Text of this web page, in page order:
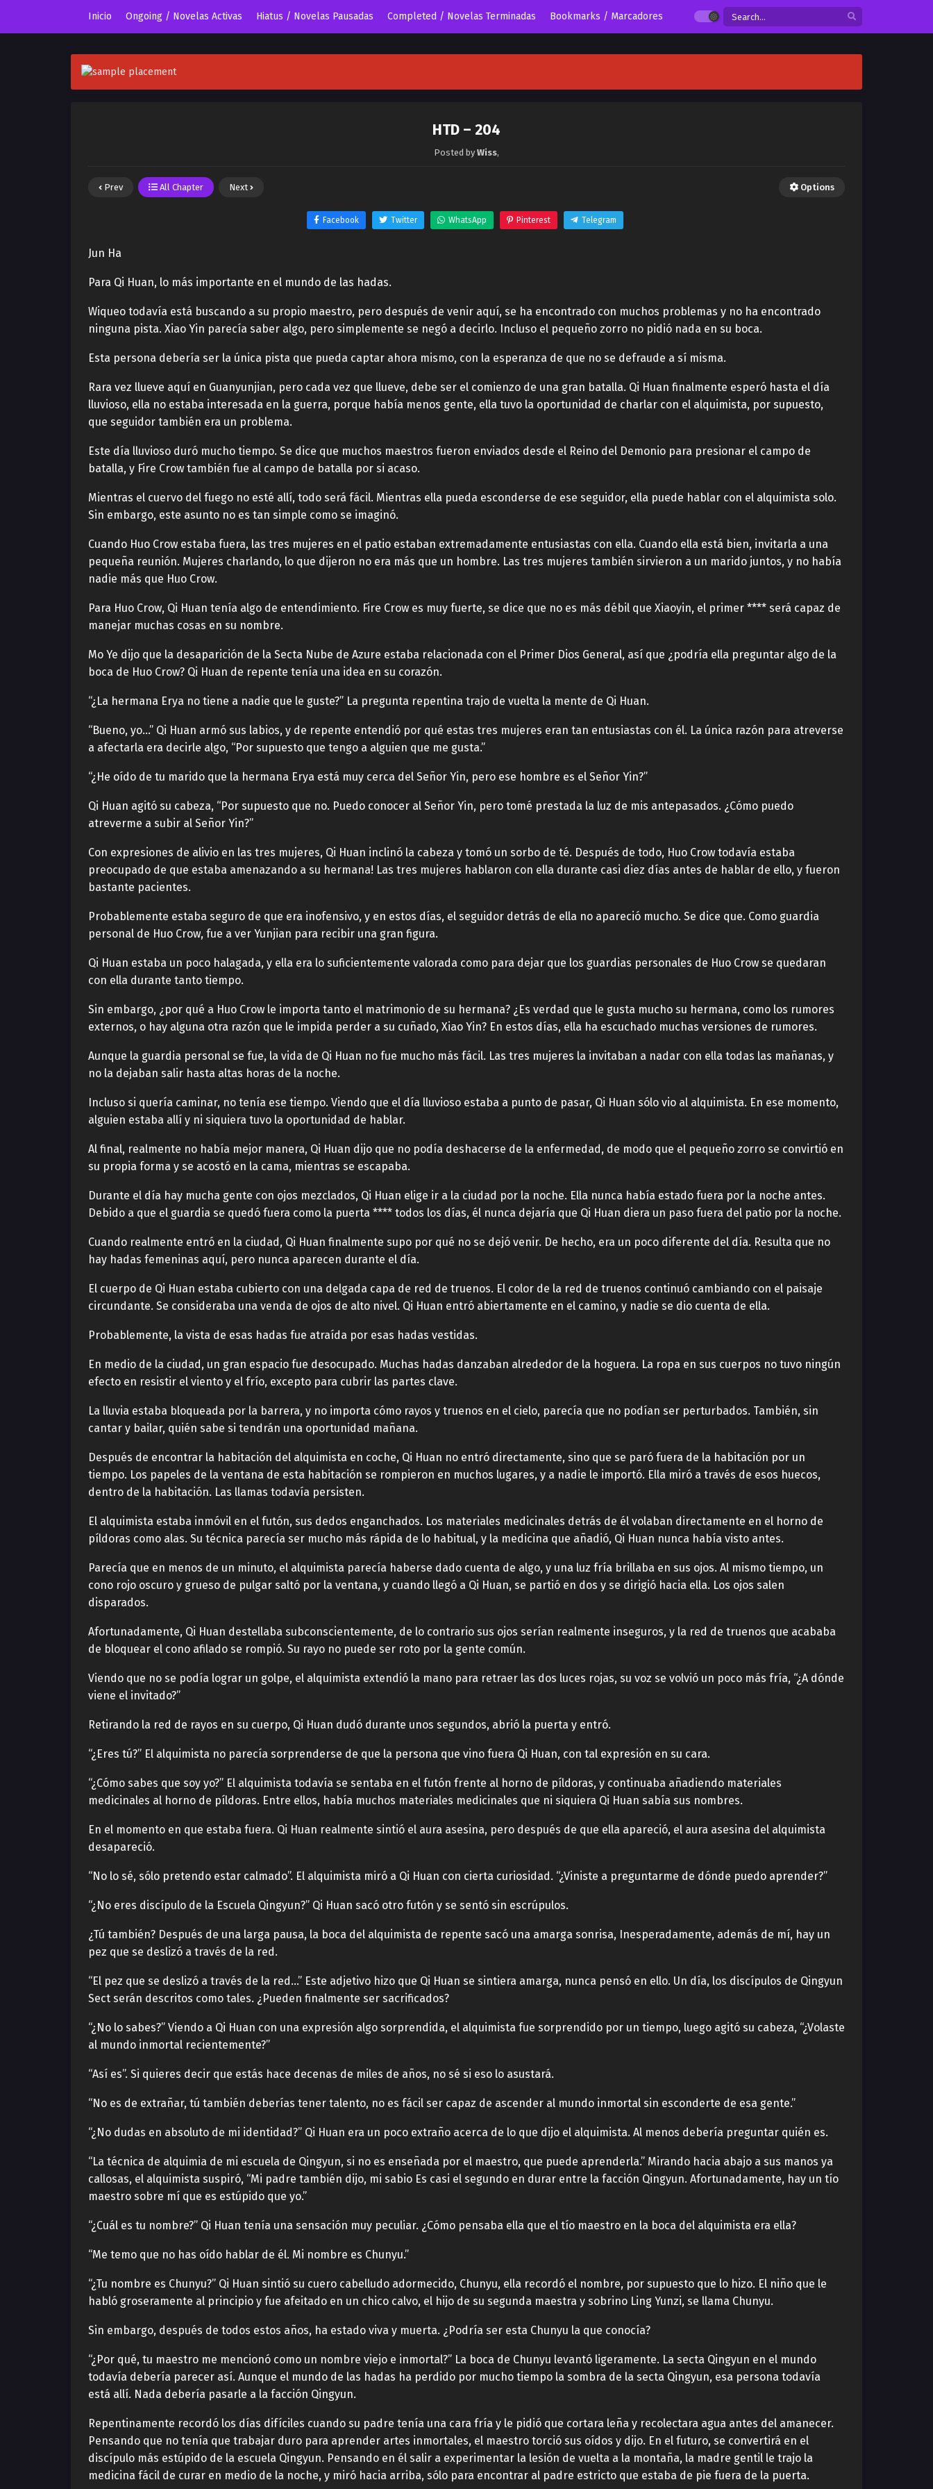
Inicio Ongoing / Novelas Activas Hiatus / Novelas Pausadas Completed / Novelas Terminadas Bookmarks / Marcadores
HTD – 204
Posted by Wiss,
Prev All Chapter Next Options
Facebook Twitter WhatsApp Pinterest Telegram
Jun Ha
Para Qi Huan, lo más importante en el mundo de las hadas.
Wiqueo todavía está buscando a su propio maestro, pero después de venir aquí, se ha encontrado con muchos problemas y no ha encontrado
ninguna pista. Xiao Yin parecía saber algo, pero simplemente se negó a decirlo. Incluso el pequeño zorro no pidió nada en su boca.
Esta persona debería ser la única pista que pueda captar ahora mismo, con la esperanza de que no se defraude a sí misma.
Rara vez llueve aquí en Guanyunjian, pero cada vez que llueve, debe ser el comienzo de una gran batalla. Qi Huan finalmente esperó hasta el día
lluvioso, ella no estaba interesada en la guerra, porque había menos gente, ella tuvo la oportunidad de charlar con el alquimista, por supuesto,
que seguidor también era un problema.
Este día lluvioso duró mucho tiempo. Se dice que muchos maestros fueron enviados desde el Reino del Demonio para presionar el campo de
batalla, y Fire Crow también fue al campo de batalla por si acaso.
Mientras el cuervo del fuego no esté allí, todo será fácil. Mientras ella pueda esconderse de ese seguidor, ella puede hablar con el alquimista solo.
Sin embargo, este asunto no es tan simple como se imaginó.
Cuando Huo Crow estaba fuera, las tres mujeres en el patio estaban extremadamente entusiastas con ella. Cuando ella está bien, invitarla a una
pequeña reunión. Mujeres charlando, lo que dijeron no era más que un hombre. Las tres mujeres también sirvieron a un marido juntos, y no había
nadie más que Huo Crow.
Para Huo Crow, Qi Huan tenía algo de entendimiento. Fire Crow es muy fuerte, se dice que no es más débil que Xiaoyin, el primer **** será capaz de
manejar muchas cosas en su nombre.
Mo Ye dijo que la desaparición de la Secta Nube de Azure estaba relacionada con el Primer Dios General, así que ¿podría ella preguntar algo de la
boca de Huo Crow? Qi Huan de repente tenía una idea en su corazón.
“¿La hermana Erya no tiene a nadie que le guste?” La pregunta repentina trajo de vuelta la mente de Qi Huan.
“Bueno, yo…” Qi Huan armó sus labios, y de repente entendió por qué estas tres mujeres eran tan entusiastas con él. La única razón para atreverse
a afectarla era decirle algo, “Por supuesto que tengo a alguien que me gusta.”
“¿He oído de tu marido que la hermana Erya está muy cerca del Señor Yin, pero ese hombre es el Señor Yin?”
Qi Huan agitó su cabeza, “Por supuesto que no. Puedo conocer al Señor Yin, pero tomé prestada la luz de mis antepasados. ¿Cómo puedo
atreverme a subir al Señor Yin?”
Con expresiones de alivio en las tres mujeres, Qi Huan inclinó la cabeza y tomó un sorbo de té. Después de todo, Huo Crow todavía estaba
preocupado de que estaba amenazando a su hermana! Las tres mujeres hablaron con ella durante casi diez días antes de hablar de ello, y fueron
bastante pacientes.
Probablemente estaba seguro de que era inofensivo, y en estos días, el seguidor detrás de ella no apareció mucho. Se dice que. Como guardia
personal de Huo Crow, fue a ver Yunjian para recibir una gran figura.
Qi Huan estaba un poco halagada, y ella era lo suficientemente valorada como para dejar que los guardias personales de Huo Crow se quedaran
con ella durante tanto tiempo.
Sin embargo, ¿por qué a Huo Crow le importa tanto el matrimonio de su hermana? ¿Es verdad que le gusta mucho su hermana, como los rumores
externos, o hay alguna otra razón que le impida perder a su cuñado, Xiao Yin? En estos días, ella ha escuchado muchas versiones de rumores.
Aunque la guardia personal se fue, la vida de Qi Huan no fue mucho más fácil. Las tres mujeres la invitaban a nadar con ella todas las mañanas, y
no la dejaban salir hasta altas horas de la noche.
Incluso si quería caminar, no tenía ese tiempo. Viendo que el día lluvioso estaba a punto de pasar, Qi Huan sólo vio al alquimista. En ese momento,
alguien estaba allí y ni siquiera tuvo la oportunidad de hablar.
Al final, realmente no había mejor manera, Qi Huan dijo que no podía deshacerse de la enfermedad, de modo que el pequeño zorro se convirtió en
su propia forma y se acostó en la cama, mientras se escapaba.
Durante el día hay mucha gente con ojos mezclados, Qi Huan elige ir a la ciudad por la noche. Ella nunca había estado fuera por la noche antes.
Debido a que el guardia se quedó fuera como la puerta **** todos los días, él nunca dejaría que Qi Huan diera un paso fuera del patio por la noche.
Cuando realmente entró en la ciudad, Qi Huan finalmente supo por qué no se dejó venir. De hecho, era un poco diferente del día. Resulta que no
hay hadas femeninas aquí, pero nunca aparecen durante el día.
El cuerpo de Qi Huan estaba cubierto con una delgada capa de red de truenos. El color de la red de truenos continuó cambiando con el paisaje
circundante. Se consideraba una venda de ojos de alto nivel. Qi Huan entró abiertamente en el camino, y nadie se dio cuenta de ella.
Probablemente, la vista de esas hadas fue atraída por esas hadas vestidas.
En medio de la ciudad, un gran espacio fue desocupado. Muchas hadas danzaban alrededor de la hoguera. La ropa en sus cuerpos no tuvo ningún
efecto en resistir el viento y el frío, excepto para cubrir las partes clave.
La lluvia estaba bloqueada por la barrera, y no importa cómo rayos y truenos en el cielo, parecía que no podían ser perturbados. También, sin
cantar y bailar, quién sabe si tendrán una oportunidad mañana.
Después de encontrar la habitación del alquimista en coche, Qi Huan no entró directamente, sino que se paró fuera de la habitación por un
tiempo. Los papeles de la ventana de esta habitación se rompieron en muchos lugares, y a nadie le importó. Ella miró a través de esos huecos,
dentro de la habitación. Las llamas todavía persisten.
El alquimista estaba inmóvil en el futón, sus dedos enganchados. Los materiales medicinales detrás de él volaban directamente en el horno de
píldoras como alas. Su técnica parecía ser mucho más rápida de lo habitual, y la medicina que añadió, Qi Huan nunca había visto antes.
Parecía que en menos de un minuto, el alquimista parecía haberse dado cuenta de algo, y una luz fría brillaba en sus ojos. Al mismo tiempo, un
cono rojo oscuro y grueso de pulgar saltó por la ventana, y cuando llegó a Qi Huan, se partió en dos y se dirigió hacia ella. Los ojos salen
disparados.
Afortunadamente, Qi Huan destellaba subconscientemente, de lo contrario sus ojos serían realmente inseguros, y la red de truenos que acababa
de bloquear el cono afilado se rompió. Su rayo no puede ser roto por la gente común.
Viendo que no se podía lograr un golpe, el alquimista extendió la mano para retraer las dos luces rojas, su voz se volvió un poco más fría, “¿A dónde
viene el invitado?”
Retirando la red de rayos en su cuerpo, Qi Huan dudó durante unos segundos, abrió la puerta y entró.
“¿Eres tú?” El alquimista no parecía sorprenderse de que la persona que vino fuera Qi Huan, con tal expresión en su cara.
“¿Cómo sabes que soy yo?” El alquimista todavía se sentaba en el futón frente al horno de píldoras, y continuaba añadiendo materiales
medicinales al horno de píldoras. Entre ellos, había muchos materiales medicinales que ni siquiera Qi Huan sabía sus nombres.
En el momento en que estaba fuera. Qi Huan realmente sintió el aura asesina, pero después de que ella apareció, el aura asesina del alquimista
desapareció.
“No lo sé, sólo pretendo estar calmado”. El alquimista miró a Qi Huan con cierta curiosidad. “¿Viniste a preguntarme de dónde puedo aprender?”
“¿No eres discípulo de la Escuela Qingyun?” Qi Huan sacó otro futón y se sentó sin escrúpulos.
¿Tú también? Después de una larga pausa, la boca del alquimista de repente sacó una amarga sonrisa, Inesperadamente, además de mí, hay un
pez que se deslizó a través de la red.
“El pez que se deslizó a través de la red…” Este adjetivo hizo que Qi Huan se sintiera amarga, nunca pensó en ello. Un día, los discípulos de Qingyun
Sect serán descritos como tales. ¿Pueden finalmente ser sacrificados?
“¿No lo sabes?” Viendo a Qi Huan con una expresión algo sorprendida, el alquimista fue sorprendido por un tiempo, luego agitó su cabeza, “¿Volaste
al mundo inmortal recientemente?”
“Así es”. Si quieres decir que estás hace decenas de miles de años, no sé si eso lo asustará.
“No es de extrañar, tú también deberías tener talento, no es fácil ser capaz de ascender al mundo inmortal sin esconderte de esa gente.”
“¿No dudas en absoluto de mi identidad?” Qi Huan era un poco extraño acerca de lo que dijo el alquimista. Al menos debería preguntar quién es.
“La técnica de alquimia de mi escuela de Qingyun, si no es enseñada por el maestro, que puede aprenderla.” Mirando hacia abajo a sus manos ya
callosas, el alquimista suspiró, “Mi padre también dijo, mi sabio Es casi el segundo en durar entre la facción Qingyun. Afortunadamente, hay un tío
maestro sobre mí que es estúpido que yo.”
“¿Cuál es tu nombre?” Qi Huan tenía una sensación muy peculiar. ¿Cómo pensaba ella que el tío maestro en la boca del alquimista era ella?
“Me temo que no has oído hablar de él. Mi nombre es Chunyu.”
“¿Tu nombre es Chunyu?” Qi Huan sintió su cuero cabelludo adormecido, Chunyu, ella recordó el nombre, por supuesto que lo hizo. El niño que le
habló groseramente al principio y fue afeitado en un chico calvo, el hijo de su segunda maestra y sobrino Ling Yunzi, se llama Chunyu.
Sin embargo, después de todos estos años, ha estado viva y muerta. ¿Podría ser esta Chunyu la que conocía?
“¿Por qué, tu maestro me mencionó como un nombre viejo e inmortal?” La boca de Chunyu levantó ligeramente. La secta Qingyun en el mundo
todavía debería parecer así. Aunque el mundo de las hadas ha perdido por mucho tiempo la sombra de la secta Qingyun, esa persona todavía
está allí. Nada debería pasarle a la facción Qingyun.
Repentinamente recordó los días difíciles cuando su padre tenía una cara fría y le pidió que cortara leña y recolectara agua antes del amanecer.
Pensando que no tenía que trabajar duro para aprender artes inmortales, el maestro torció sus oídos y dijo. En el futuro, se convertirá en el
discípulo más estúpido de la escuela Qingyun. Pensando en él salir a experimentar la lesión de vuelta a la montaña, la madre gentil le trajo la
medicina fácil de curar en medio de la noche, y miró hacia arriba, sólo para encontrar al padre estricto que estaba de pie fuera de la puerta.